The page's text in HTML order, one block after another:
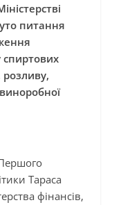
питання
спиртових
розливу,
Тараса
фінансів,